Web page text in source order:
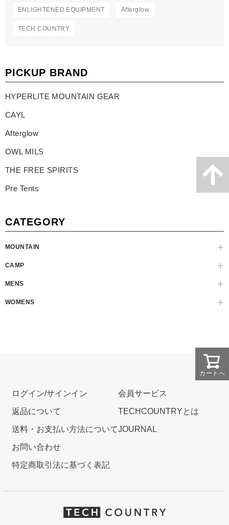
ENLIGHTENED EQUIPMENT Afterglow
TECH COUNTRY
PICKUP BRAND
HYPERLITE MOUNTAIN GEAR
CAYL
Afterglow
OWL MILS
THE FREE SPIRITS
Pre Tents
CATEGORY
MOUNTAIN
CAMP
MENS
WOMENS
カートへ
ログイン/サインイン
返品について
送料・お支払い方法について
お問い合わせ
特定商取引法に基づく表記
会員サービス
TECHCOUNTRYとは
JOURNAL